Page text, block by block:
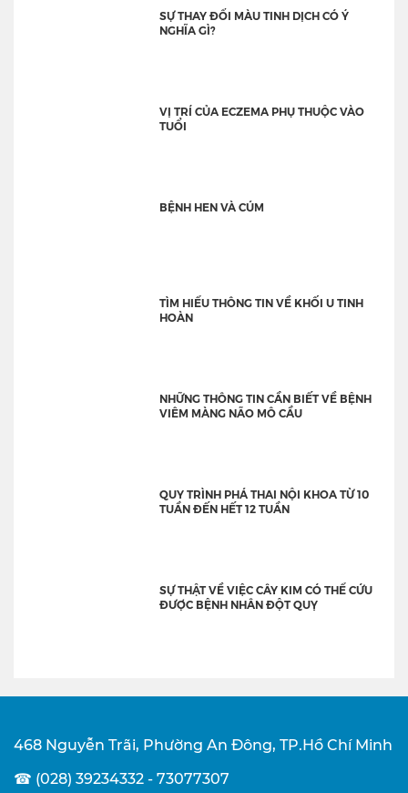
SỰ THAY ĐỔI MÀU TINH DỊCH CÓ Ý
NGHĨA GÌ?
VỊ TRÍ CỦA ECZEMA PHỤ THUỘC VÀO
TUỔI
BỆNH HEN VÀ CÚM
TÌM HIỂU THÔNG TIN VỀ KHỐI U TINH
HOÀN
NHỮNG THÔNG TIN CẦN BIẾT VỀ BỆNH
VIÊM MÀNG NÃO MÔ CẦU
QUY TRÌNH PHÁ THAI NỘI KHOA TỪ 10
TUẦN ĐẾN HẾT 12 TUẦN
SỰ THẬT VỀ VIỆC CÂY KIM CÓ THỂ CỨU
ĐƯỢC BỆNH NHÂN ĐỘT QUỴ
468 Nguyễn Trãi, Phường An Đông, TP.Hồ Chí Minh
☎ (028) 39234332 - 73077307